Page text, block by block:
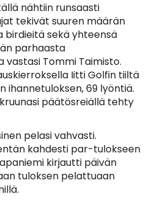
nähtiin runsaasti
tekivät suuren määrän
birdieitä sekä yhteensä
parhaasta
vastasi Tommi Taimisto.
Iitti Golfin tiiltä
ihannetuloksen, 69 lyöntiä.
päätösreiällä tehty
pelasi vahvasti.
kahdesti par-tulokseen
kirjautti päivän
tuloksen pelattuaan